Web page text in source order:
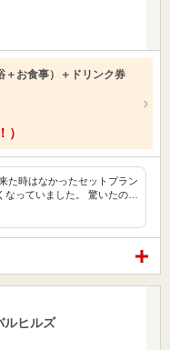
＋お食事）＋ドリンク券
）
た時はなかったセットプラン
なっていました。 驚いたの…
ルヒルズ